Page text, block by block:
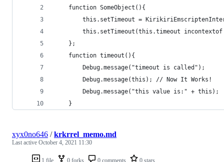
	function SomeObject(){
this.setTimeout =
this.setTimeout(this.timeout
	};
	function timeout(){
		Debug.message("timeout is called");
		Debug.message(this); // Now It Works!
		Debug.message("this value is:" + this);
	}
xyx0no646 /krkrrel_memo.md
Last active October 4, 2021 11:30